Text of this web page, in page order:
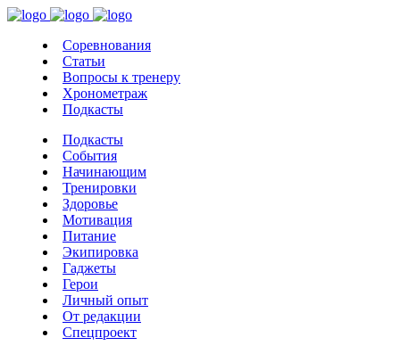
Соревнования
Статьи
Вопросы к тренеру
Хронометраж
Подкасты
Подкасты
События
Начинающим
Тренировки
Здоровье
Мотивация
Питание
Экипировка
Гаджеты
Герои
Личный опыт
От редакции
Спецпроект